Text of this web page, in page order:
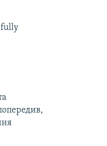
fully